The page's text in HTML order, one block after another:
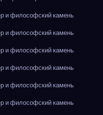
и философский камень
и философский камень
и философский камень
и философский камень
и философский камень
и философский камень